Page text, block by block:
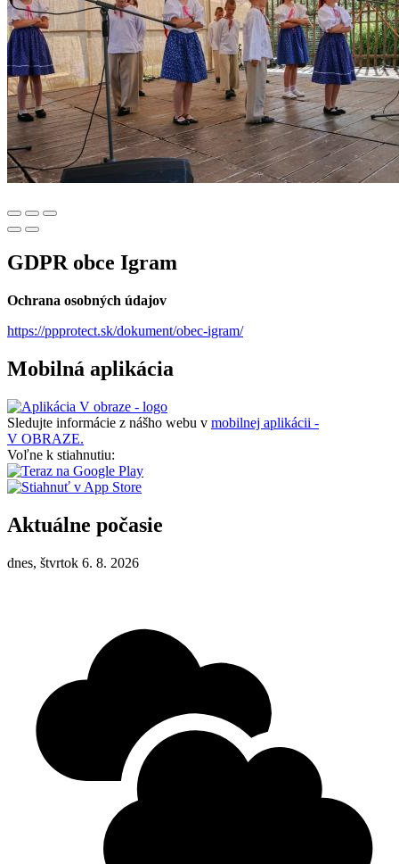
GDPR obce Igram
Ochrana osobných údajov
https://ppprotect.sk/dokument/obec-igram/
Mobilná aplikácia
Sledujte informácie z nášho webu v mobilnej aplikácii -
V OBRAZE.
Voľne k stiahnutiu:
Aktuálne počasie
dnes, štvrtok 6. 8. 2026